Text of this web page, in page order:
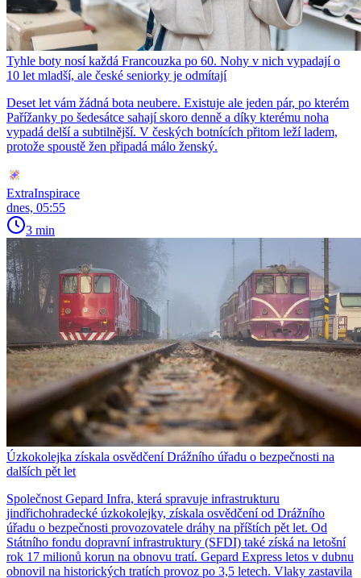
Tyhle boty nosí každá Francouzka po 60. Nohy v nich vypadají o
10 let mladší, ale české seniorky je odmítají
Deset let vám žádná bota neubere. Existuje ale jeden pár, po kterém
Pařížanky po šedesátce sahají skoro denně a díky kterému noha
vypadá delší a subtilnější. V českých botnících přitom leží ladem,
protože spoustě žen připadá málo ženský.
ExtraInspirace
dnes, 05:55
3 min
Úzkokolejka získala osvědčení Drážního úřadu o bezpečnosti na
dalších pět let
Společnost Gepard Infra, která spravuje infrastrukturu
jindřichohradecké úzkokolejky, získala osvědčení od Drážního
úřadu o bezpečnosti provozovatele dráhy na příštích pět let. Od
Státního fondu dopravní infrastruktury (SFDI) také získá na letošní
rok 17 milionů korun na obnovu tratí. Gepard Express letos v dubnu
obnovil na historických tratích provoz po 3,5 letech. Vlaky zastavila